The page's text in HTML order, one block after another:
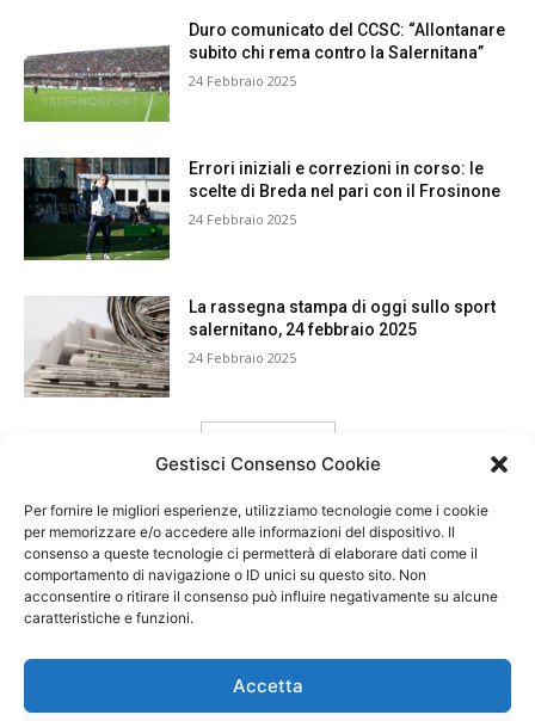
Gestisci Consenso Cookie
Per fornire le migliori esperienze, utilizziamo tecnologie come i cookie
per memorizzare e/o accedere alle informazioni del dispositivo. Il
consenso a queste tecnologie ci permetterà di elaborare dati come il
comportamento di navigazione o ID unici su questo sito. Non
acconsentire o ritirare il consenso può influire negativamente su alcune
caratteristiche e funzioni.
Accetta
Duro comunicato del CCSC: “Allontanare
subito chi rema contro la Salernitana”
24 Febbraio 2025
Errori iniziali e correzioni in corso: le
scelte di Breda nel pari con il Frosinone
24 Febbraio 2025
La rassegna stampa di oggi sullo sport
salernitano, 24 febbraio 2025
24 Febbraio 2025